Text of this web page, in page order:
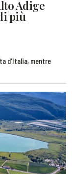
Adige
più
d'Italia, mentre